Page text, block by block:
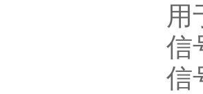
用
信
信